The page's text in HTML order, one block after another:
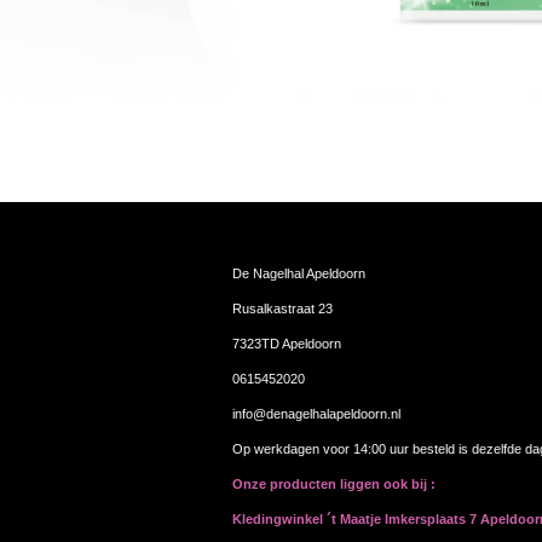
De Nagelhal Apeldoorn
Rusalkastraat 23
7323TD Apeldoorn
0615452020
info@denagelhalapeldoorn.nl
Op werkdagen voor 14:00 uur besteld is dezelfde
Onze producten liggen ook bij :
Kledingwinkel ´t Maatje Imkersplaats 7